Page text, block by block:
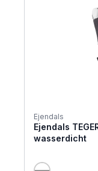
Ejendals
Ejendals
wasserdicht